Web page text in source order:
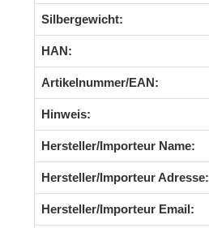
Silbergewicht:
HAN:
Artikelnummer/EAN:
Hinweis:
Hersteller/Importeur Name:
Hersteller/Importeur Adresse:
Hersteller/Importeur Email: